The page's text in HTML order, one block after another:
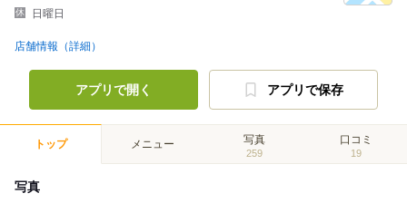
日曜日
店舗情報（詳細）
アプリで開く アプリで保存
トップ メニュー 写真
259
口コミ
19
写真